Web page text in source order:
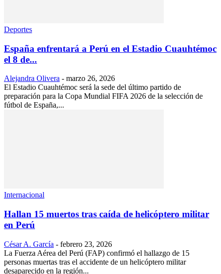
Deportes
España enfrentará a Perú en el Estadio Cuauhtémoc
el 8 de...
Alejandra Olivera - marzo 26, 2026
El Estadio Cuauhtémoc será la sede del último partido de
preparación para la Copa Mundial FIFA 2026 de la selección de
fútbol de España,...
Internacional
Hallan 15 muertos tras caída de helicóptero militar
en Perú
César A. García - febrero 23, 2026
La Fuerza Aérea del Perú (FAP) confirmó el hallazgo de 15
personas muertas tras el accidente de un helicóptero militar
desaparecido en la región...